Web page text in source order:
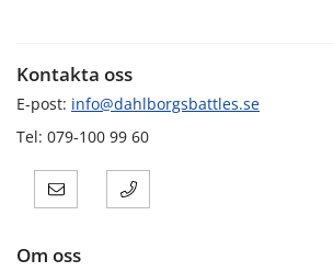
Kontakta oss
E-post: info@dahlborgsbattles.se
Tel: 079-100 99 60
Om oss